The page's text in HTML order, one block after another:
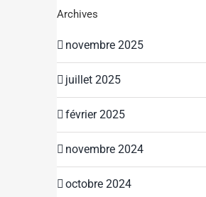
Archives
novembre 2025
juillet 2025
février 2025
novembre 2024
octobre 2024